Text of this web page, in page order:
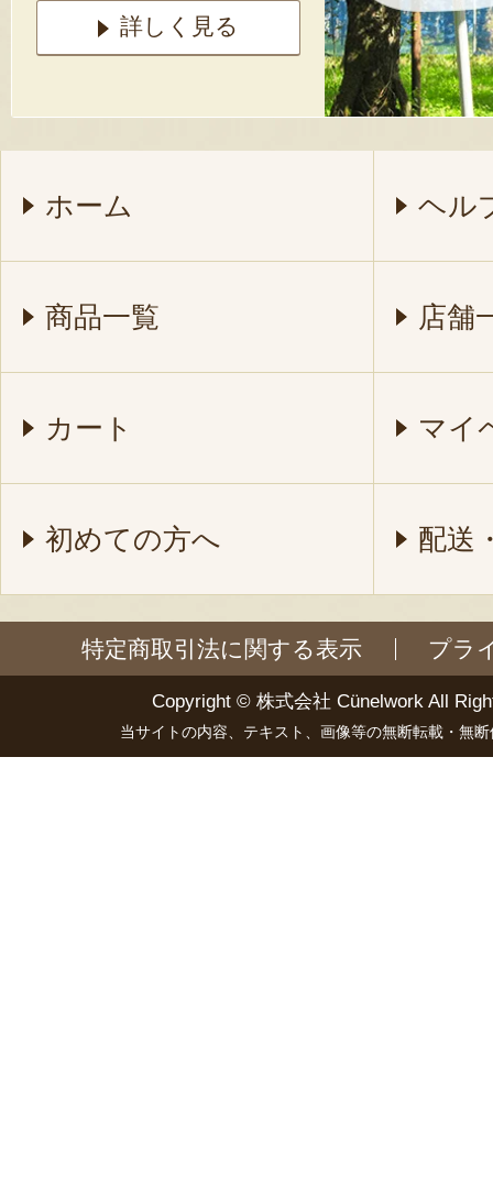
詳しく見る
ホーム ヘル
商品一覧 店舗
カート マイ
初めての方へ 配送
特定商取引法に関する表示 プラ
Copyright © 株式会社 Cünelwork All
当サイトの内容、テキスト、画像等の無断転載・無